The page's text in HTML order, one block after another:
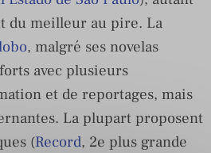
du meilleur au pire. La
, malgré ses novelas
avec plusieurs
et de reportages, mais
La plupart proposent
(Record, 2e plus grande